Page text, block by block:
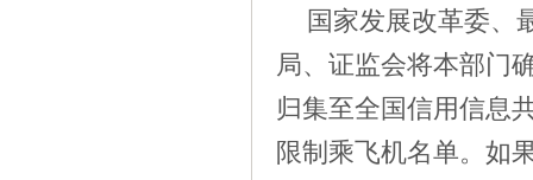
国家发展改革委、
局、证监会将本部门
归集至全国信用信息
限制乘飞机名单。如